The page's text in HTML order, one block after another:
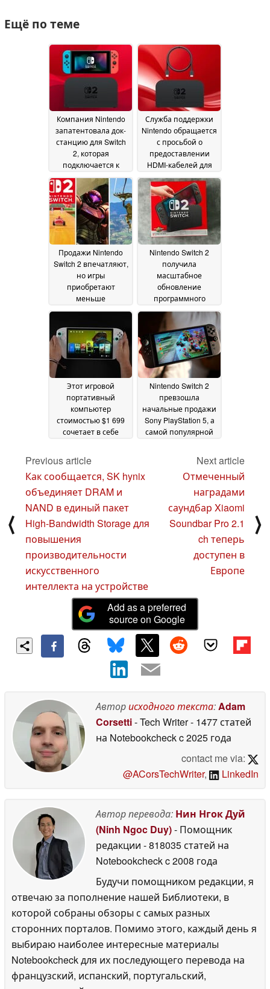
Ещё по теме
Компания Nintendo
запатентовала док-
станцию для Switch
2, которая
подключается к
первой модели
Switch для зарядки и
просмотра видео17
July 2026
Служба поддержки
Nintendo обращается
с просьбой о
предоставлении
HDMI-кабелей для
Switch 2,
отсутствующих в
коробке с консолью
30 May 2026
Продажи Nintendo
Switch 2 впечатляют,
но игры
приобретают
меньше
покупателей, чем на
консоли12 November
2025
Nintendo Switch 2
получила
масштабное
обновление
программного
обеспечения до
версии 21.0.0 12
November 2025
Этот игровой
портативный
компьютер
стоимостью $1 699
сочетает в себе
планшет с 3D-
дисплеем, и
запускает Cyberpunk
2077 со скоростью 90
кадров в секунду07
November 2025
Nintendo Switch 2
превзошла
начальные продажи
Sony PlayStation 5, а
самой популярной
04 November
⟨
Previous article
Как сообщается, SK hynix
объединяет DRAM и
NAND в единый пакет
High-Bandwidth Storage для
повышения
производительности
искусственного
интеллекта на устройстве
Next article
Отмеченный
наградами
саундбар Xiaomi
Soundbar Pro 2.1
ch теперь
доступен в
Европе
⟩
Add as a preferred
source on Google
Авторисходного текста:Adam
Corsetti- Tech Writer- 1477 статей
на Notebookcheckc 2025 года
contact me via:
@ACorsTechWriter, LinkedIn
Автор перевода: Нин Нгок Дуй
(Ninh Ngoc Duy)- Помощник
редакции - 818035 статей на
Notebookcheckc 2008 года
Будучи помощником редакции, я
отвечаю за пополнение нашей Библиотеки, в
которой собраны обзоры с самых разных
сторонних порталов. Помимо этого, каждый день я
выбираю наиболее интересные материалы
Notebookcheck для их последующего перевода на
французский, испанский, португальский,